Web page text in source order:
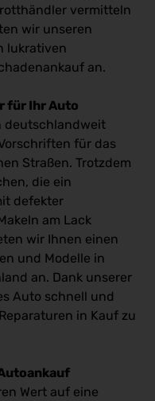
vermitteln
wir unseren
lukrativen
an.
für Ihr Auto
deutschlandweit
für das
Straßen. Trotzdem
die ein
defekter
am Lack
wir Ihnen einen
und Modelle in
an. Dank unserer
Auto schnell und
in Kauf zu
Wert auf eine